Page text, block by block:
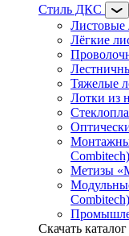
Стиль ДКС
Листовые
Лёгкие
Тяжелые
Лотки из
Combitech)
Метизы
Combitech)
Скачать каталог